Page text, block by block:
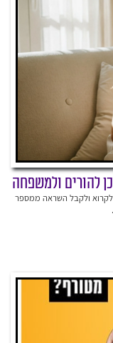
להורים ולמשפחה
לקרוא ולקבל השראה ממספר